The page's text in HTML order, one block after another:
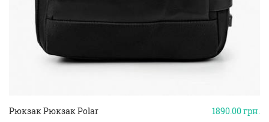
1890.00грн.
Рюкзак Рюкзак Polar